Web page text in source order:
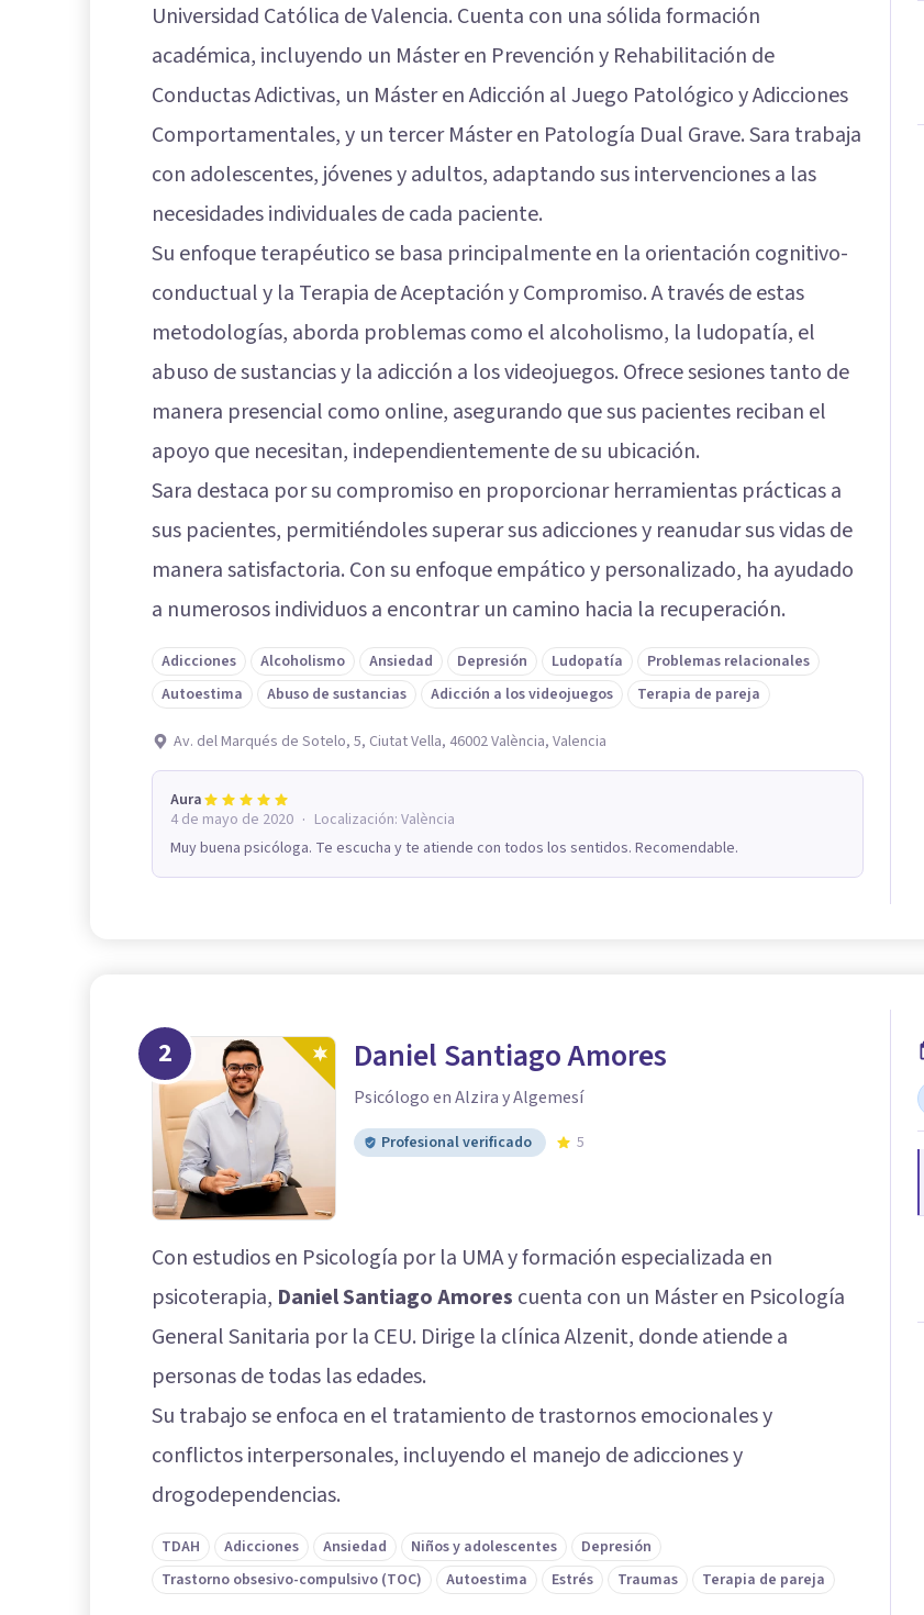
Universidad Católica de Valencia. Cuenta con una sólida formación
académica, incluyendo un Máster en Prevención y Rehabilitación de
Conductas Adictivas, un Máster en Adicción al Juego Patológico y Adicciones
Comportamentales, y un tercer Máster en Patología Dual Grave. Sara trabaja
con adolescentes, jóvenes y adultos, adaptando sus intervenciones a las
necesidades individuales de cada paciente.
Su enfoque terapéutico se basa principalmente en la orientación cognitivo-
conductual y la Terapia de Aceptación y Compromiso. A través de estas
metodologías, aborda problemas como el alcoholismo, la ludopatía, el
abuso de sustancias y la adicción a los videojuegos. Ofrece sesiones tanto de
manera presencial como online, asegurando que sus pacientes reciban el
apoyo que necesitan, independientemente de su ubicación.
Sara destaca por su compromiso en proporcionar herramientas prácticas a
sus pacientes, permitiéndoles superar sus adicciones y reanudar sus vidas de
manera satisfactoria. Con su enfoque empático y personalizado, ha ayudado
a numerosos individuos a encontrar un camino hacia la recuperación.
Adicciones Alcoholismo Ansiedad Depresión Ludopatía
Problemas relacionales
Autoestima
Abuso de sustancias Adicción a los videojuegos Terapia de pareja
Av. del Marqués de Sotelo, 5, Ciutat Vella, 46002 València, Valencia
Aura
4 de mayo de 2020 · Localización: València
Muy buena psicóloga. Te escucha y te atiende con todos los sentidos. Recomendable.
2 Daniel Santiago Amores
Psicólogo en Alzira y Algemesí
Profesional verificado 5
Con estudios en Psicología por la UMA y formación especializada en
psicoterapia, Daniel Santiago Amores cuenta con un Máster en Psicología
General Sanitaria por la CEU. Dirige la clínica Alzenit, donde atiende a
personas de todas las edades.
Su trabajo se enfoca en el tratamiento de trastornos emocionales y
conflictos interpersonales, incluyendo el manejo de adicciones y
drogodependencias.
TDAH Adicciones Ansiedad Niños y adolescentes
Depresión
Trastorno obsesivo-compulsivo (TOC)
Autoestima Estrés Traumas Terapia de pareja